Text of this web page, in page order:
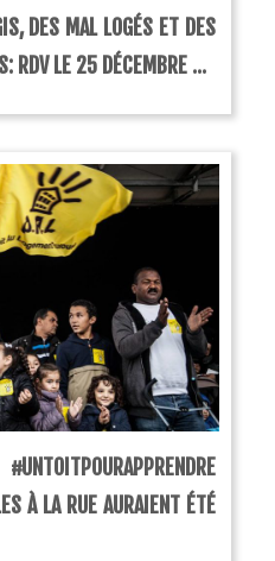
DES MAL LOGÉS ET DES
RDV LE 25 DÉCEMBRE ...
À LA RUE AURAIENT ÉTÉ